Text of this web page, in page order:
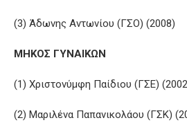
(3) Άδωνης Αντωνίου (ΓΣΟ)
ΜΗΚΟΣ ΓΥΝΑΙΚΩΝ
(1) Χριστονύμφη Παίδιου
(2) Μαριλένα Παπανικολάου